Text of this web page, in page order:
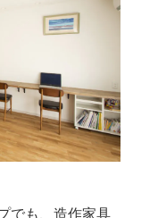
でも、造作家具